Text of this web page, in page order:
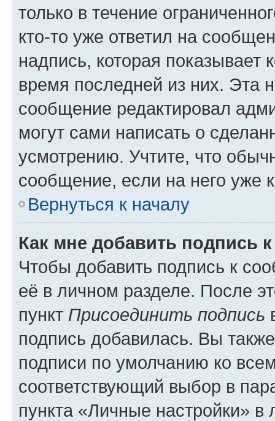
только в течение
кто-то уже ответил на
надпись, которая показывает
время последней из них. Эта
сообщение редактировал
могут сами написать о
усмотрению. Учтите, что
сообщение, если на него уже
Вернуться к началу
Как мне добавить подпись
Чтобы добавить подпись к
её в личном разделе. После
пункт Присоединить подпись
подпись добавилась. Вы
подписи по умолчанию ко
соответствующий выбор в
пункта «Личные настройки»